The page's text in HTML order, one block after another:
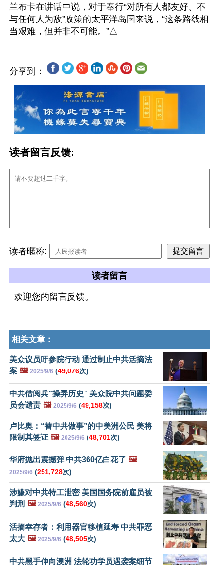
兰布卡在讲话中说，对于奉行“对所有人都友好、不
与任何人为敌”政策的太平洋岛国来说，“这条路线相
分享到：
读者留言反馈:
读者暱称:
读者留言
欢迎您的留言反馈。
相关文章：
美众议员吁参院行动 通过制止中共活摘法
案 🖼️ 2025/9/6 (49,076次)
中共借阅兵“操弄历史” 美众院中共问题委
员会谴责 🖼️ 2025/9/6 (49,158次)
卢比奥：“替中共做事”的中美洲公民 美将
限制其签证 🖼️ 2025/9/6 (48,701次)
华府抛出震撼弹 中共360亿白花了 🖼️
2025/9/6 (251,728次)
涉嫌对中共特工泄密 美国国务院前雇员被
判刑 🖼️ 2025/9/6 (48,560次)
活摘幸存者：利用器官移植延寿 中共罪恶
太大 🖼️ 2025/9/6 (48,505次)
中共黑手伸向澳洲 法轮功学员遇袭案细节